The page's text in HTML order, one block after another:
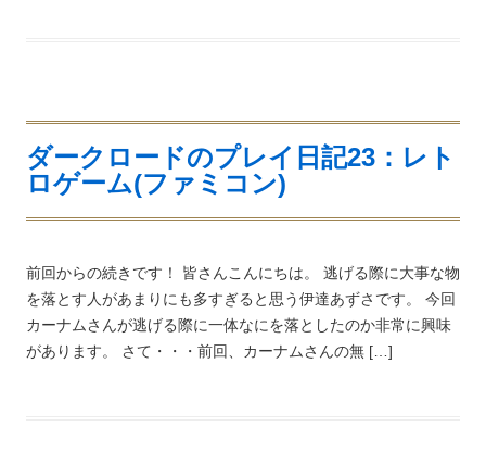
ダークロードのプレイ日記23：レト
ロゲーム(ファミコン)
前回からの続きです！ 皆さんこんにちは。 逃げる際に大事な物
を落とす人があまりにも多すぎると思う伊達あずさです。 今回
カーナムさんが逃げる際に一体なにを落としたのか非常に興味
があります。 さて・・・前回、カーナムさんの無 […]